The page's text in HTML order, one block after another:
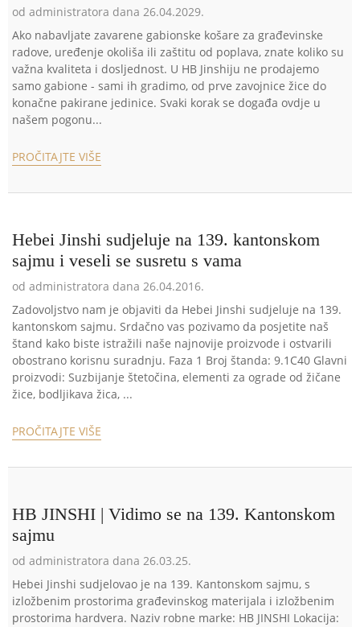
od administratora dana 26.04.2029.
Ako nabavljate zavarene gabionske košare za građevinske
radove, uređenje okoliša ili zaštitu od poplava, znate koliko su
važna kvaliteta i dosljednost. U HB Jinshiju ne prodajemo
samo gabione - sami ih gradimo, od prve zavojnice žice do
konačne pakirane jedinice. Svaki korak se događa ovdje u
našem pogonu...
PROČITAJTE VIŠE
Hebei Jinshi sudjeluje na 139. kantonskom
sajmu i veseli se susretu s vama
od administratora dana 26.04.2016.
Zadovoljstvo nam je objaviti da Hebei Jinshi sudjeluje na 139.
kantonskom sajmu. Srdačno vas pozivamo da posjetite naš
štand kako biste istražili naše najnovije proizvode i ostvarili
obostrano korisnu suradnju. Faza 1 Broj štanda: 9.1C40 Glavni
proizvodi: Suzbijanje štetočina, elementi za ograde od žičane
žice, bodljikava žica, ...
PROČITAJTE VIŠE
HB JINSHI | Vidimo se na 139. Kantonskom
sajmu
od administratora dana 26.03.25.
Hebei Jinshi sudjelovao je na 139. Kantonskom sajmu, s
izložbenim prostorima građevinskog materijala i izložbenim
prostorima hardvera. Naziv robne marke: HB JINSHI Lokacija: